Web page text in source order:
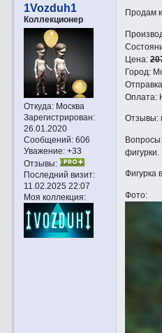
1Vozduh1
Коллекционер
Откуда:Москва
Зарегистрирован:
26.01.2020
Сообщений:606
Уважение: +33
Отзывы:
Последний визит:
11.02.2025 22:07
Моя коллекция:
Продам
Цена:
Город:
Оплата:
Отзывы:
фигурки.
Фигурка
Фото: